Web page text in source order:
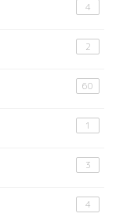
4
2
60
1
3
4